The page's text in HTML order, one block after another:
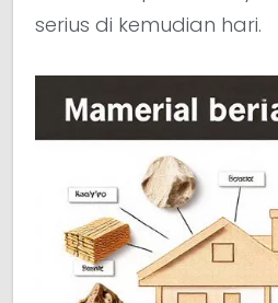
serius di kemudian hari.